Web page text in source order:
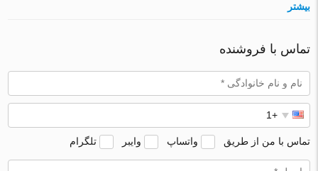
بیشتر
تماس با فروشنده
تماس با من از طریق واتساپ وایبر تلگرام